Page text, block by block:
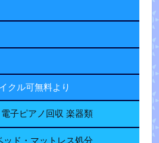
クル可無料より
子ピアノ回収 楽器類
ッド・マットレス処分